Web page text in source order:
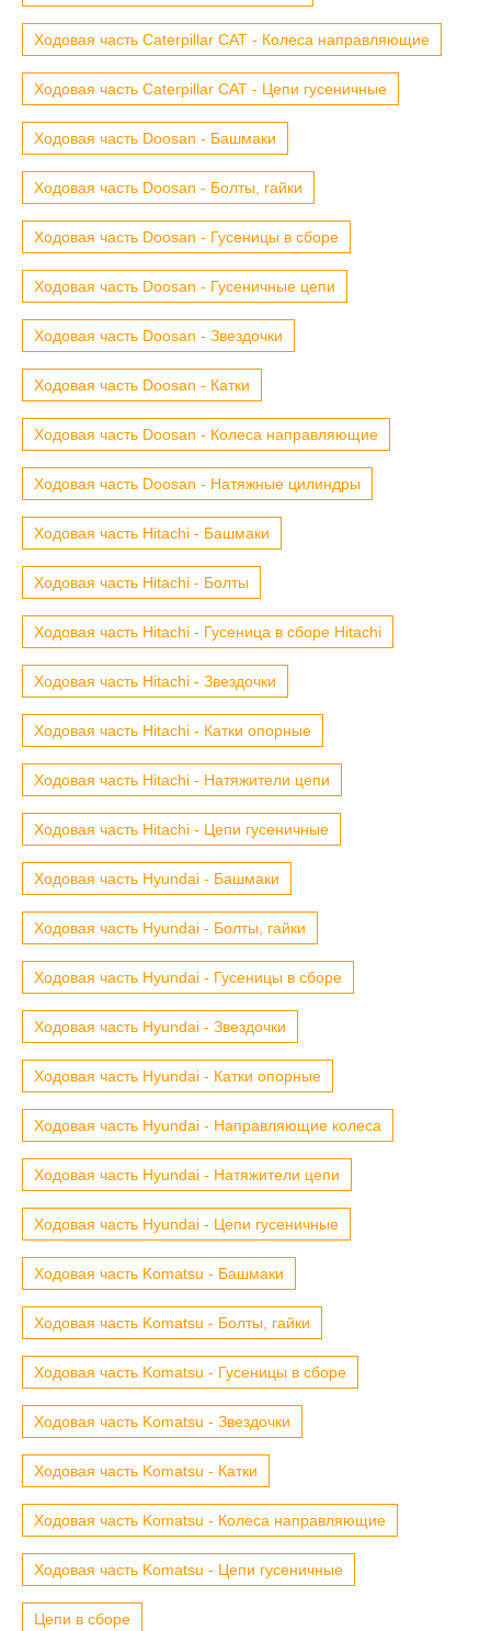
Ходовая часть Caterpillar CAT - Колеса направляющие
Ходовая часть Caterpillar CAT - Цепи гусеничные
Ходовая часть Doosan - Башмаки
Ходовая часть Doosan - Болты, гайки
Ходовая часть Doosan - Гусеницы в сборе
Ходовая часть Doosan - Гусеничные цепи
Ходовая часть Doosan - Звездочки
Ходовая часть Doosan - Катки
Ходовая часть Doosan - Колеса направляющие
Ходовая часть Doosan - Натяжные цилиндры
Ходовая часть Hitachi - Башмаки
Ходовая часть Hitachi - Болты
Ходовая часть Hitachi - Гусеница в сборе Hitachi
Ходовая часть Hitachi - Звездочки
Ходовая часть Hitachi - Катки опорные
Ходовая часть Hitachi - Натяжители цепи
Ходовая часть Hitachi - Цепи гусеничные
Ходовая часть Hyundai - Башмаки
Ходовая часть Hyundai - Болты, гайки
Ходовая часть Hyundai - Гусеницы в сборе
Ходовая часть Hyundai - Звездочки
Ходовая часть Hyundai - Катки опорные
Ходовая часть Hyundai - Направляющие колеса
Ходовая часть Hyundai - Натяжители цепи
Ходовая часть Hyundai - Цепи гусеничные
Ходовая часть Komatsu - Башмаки
Ходовая часть Komatsu - Болты, гайки
Ходовая часть Komatsu - Гусеницы в сборе
Ходовая часть Komatsu - Звездочки
Ходовая часть Komatsu - Катки
Ходовая часть Komatsu - Колеса направляющие
Ходовая часть Komatsu - Цепи гусеничные
Цепи в сборе